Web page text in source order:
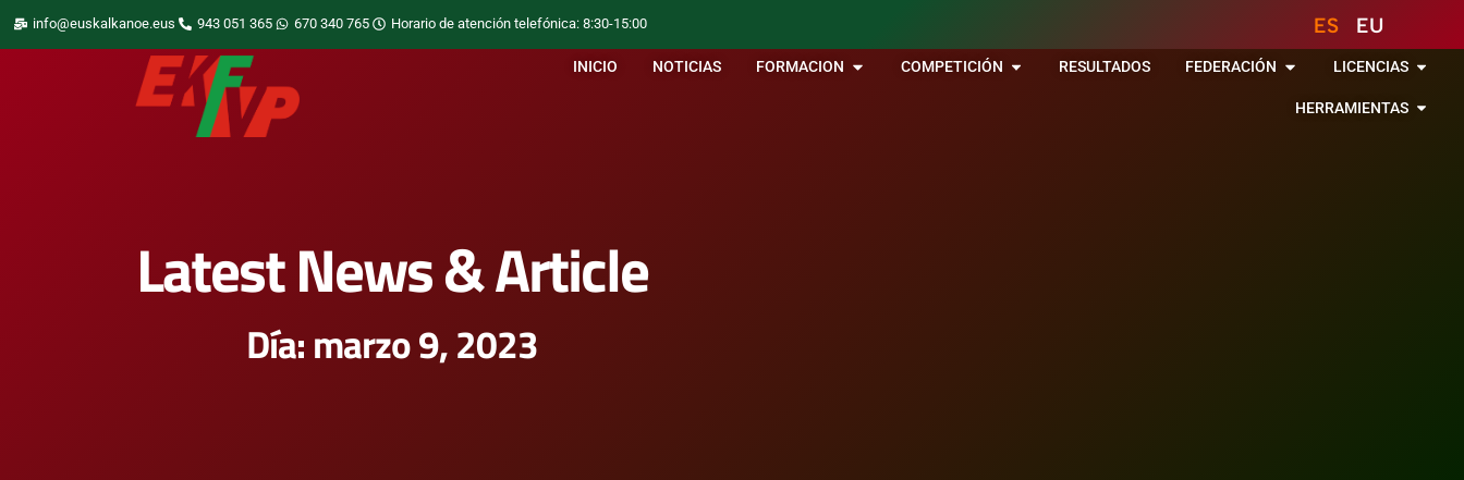
info@euskalkanoe.eus 943 051 365 670 340 765 Horario de atención telefónica: 8:30-15:00 ES EU
INICIO NOTICIAS FORMACION COMPETICIÓN RESULTADOS FEDERACIÓN LICENCIAS
HERRAMIENTAS
Latest News & Article
Día: marzo 9, 2023